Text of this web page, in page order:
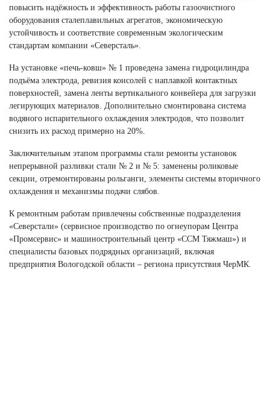
повысить надёжность и эффективность работы газоочистного
оборудования сталеплавильных агрегатов, экономическую
устойчивость и соответствие современным экологическим
стандартам компании «Северсталь».
На установке «печь‑ковш» № 1 проведена замена гидроцилиндра
подъёма электрода, ревизия консолей с наплавкой контактных
поверхностей, замена ленты вертикального конвейера для загрузки
легирующих материалов. Дополнительно смонтирована система
водяного испарительного охлаждения электродов, что позволит
снизить их расход примерно на 20%.
Заключительным этапом программы стали ремонты установок
непрерывной разливки стали № 2 и № 5: заменены роликовые
секции, отремонтированы рольганги, элементы системы вторичного
охлаждения и механизмы подачи слябов.
К ремонтным работам привлечены собственные подразделения
«Северстали» (сервисное производство по огнеупорам Центра
«Промсервис» и машиностроительный центр «ССМ Тяжмаш») и
специалисты базовых подрядных организаций, включая
предприятия Вологодской области – региона присутствия ЧерМК.